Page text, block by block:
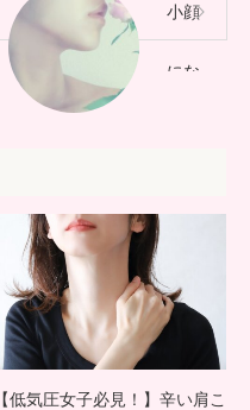
小顔
にな
簡
単！
【低気圧女子必見！】辛い肩こ